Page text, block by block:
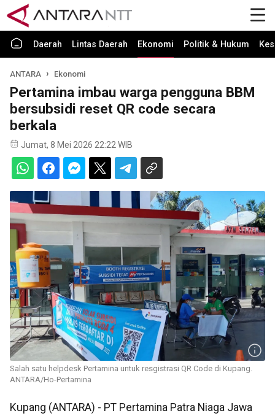
Daerah Lintas Daerah Ekonomi Politik & Hukum
ANTARA Ekonomi
Pertamina imbau warga pengguna BBM
bersubsidi reset QR code secara
berkala
Jumat, 8 Mei 2026 22:22 WIB
Salah satu helpdesk Pertamina untuk resgistrasi QR Code di Kupang.
ANTARA/Ho-Pertamina
Kupang (ANTARA) - PT Pertamina Patra Niaga Jawa